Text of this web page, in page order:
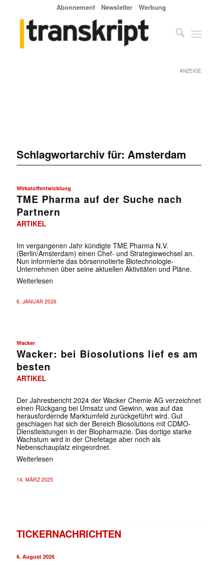
Abonnement Newsletter Werbung
ANZEIGE
Schlagwortarchiv für: Amsterdam
Wirkstoffentwicklung
TME Pharma auf der Suche nach
Partnern
ARTIKEL
Im vergangenen Jahr kündigte TME Pharma N.V.
(Berlin/Amsterdam) einen Chef- und Strategiewechsel an.
Nun informierte das börsennotierte Biotechnologie-
Unternehmen über seine aktuellen Aktivitäten und Pläne.
Weiterlesen
6. JANUAR 2026
Wacker
Wacker: bei Biosolutions lief es am
besten
ARTIKEL
Der Jahresbericht 2024 der Wacker Chemie AG verzeichnet
einen Rückgang bei Umsatz und Gewinn, was auf das
herausfordernde Marktumfeld zurückgeführt wird. Gut
geschlagen hat sich der Bereich Biosolutions mit CDMO-
Dienstleistungen in der Biopharmazie. Das dortige starke
Wachstum wird in der Chefetage aber noch als
Nebenschauplatz eingeordnet.
Weiterlesen
14. MÄRZ 2025
TICKERNACHRICHTEN
6. August 2026